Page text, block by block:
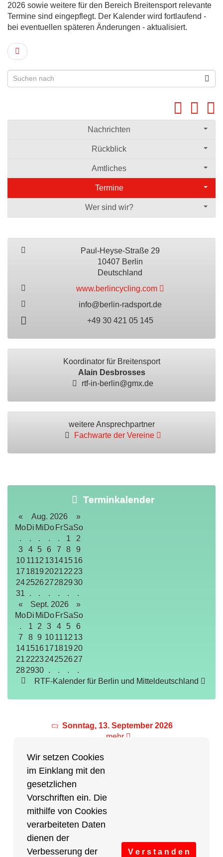
Wir setzen Cookies
im Einklang mit den
gesetzlichen
Vorschriften ein. Die
mithilfe von Cookies
verarbeiteten Daten
dienen der
Verbesserung der
V e r s t a n d e n
2026 sowie weitere für den Bereich Breitensport relevante
Termine sind eingepflegt. Der Kalender wird fortlaufend -
bei eventuellen späteren Änderungen - aktualisiert.
Nachrichten
Rückblick
Amtliches
Termine
Wer sind wir?
Paul-Heyse-Straße 29
10407 Berlin
Deutschland
www.berlincycling.com
info@berlin-radsport.de
+49 30 421 05 145
Koordinator für Breitensport
Alain Desbrosses
rtf-in-berlin@gmx.de
weitere Ansprechpartner
Fachwarte der Vereine
Terminkalender
« Aug. 2026
»
MoDi MiDo FrSaSo
.
. . . . 1
2
3
4 5 6 7 8
9
10 1112 13141516
17 1819 202122 23
24252627282930
31
. . . . .
.
«
Sept. 2026
»
MoDi MiDo FrSaSo
.
1 2 3 4 5
6
7
8 9 10 1112 13
141516171819 20
21 222324252627
282930 . . .
.
RTF-Kalender für Berlin und Mitteldeutschland
Sonntag, 13. September 2026
mehr
Partner des Breitensports
Partner von BRV-Breitensport.de